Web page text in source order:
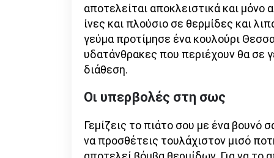
αποτελείται αποκλειστικά και
ίνες και πλούσιο σε θερμίδες και
γεύμα προτίμησε ένα κουλούρι
υδατάνθρακες που περιέχουν θα σε
διάθεση.
Οι υπερβολές στη σως
Γεμίζεις το πιάτο σου με ένα βουνό
να προσθέτεις τουλάχιστον μισό